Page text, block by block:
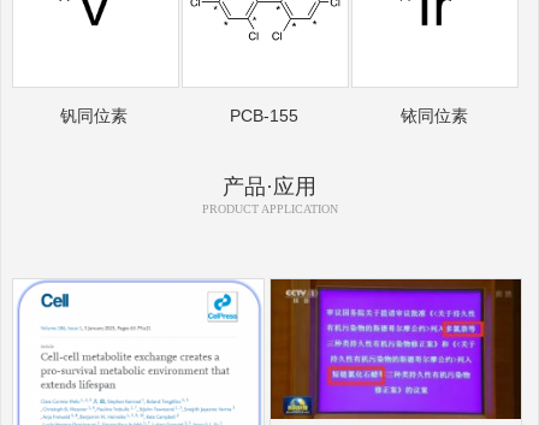
钒同位素 PCB-155 铱同位素
产品·应用
PRODUCT APPLICATION